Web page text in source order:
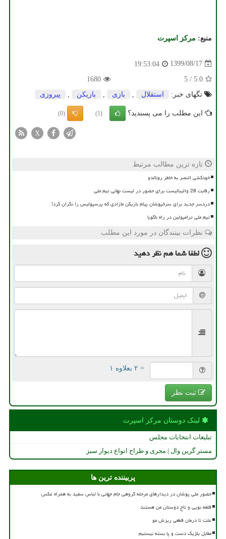
منبع: مركز اسپرت
1399/08/17
19:53:04
5.0
/
5
1680
تگهای خبر:
استقلال بازی بازیكن پیروزی
این مطلب را می پسندید؟ (1)
(0)
X
تازه ترین مطالب مرتبط
خودکشی النصر به خاطر رونالدو
رقابت 28 والیبالیست برای حضور در لیست نهائی تیم ملی
دردسر جدید برای سرخپوشان پیام بازیکن مازادی که پرسپولیس را نگران کرد!
تیم ملی ترامپولین در راه ناگویا
نظرات بینندگان در مورد این مطلب
لطفا شما همنظر دهید
= ۲ بعلاوه ۱
ثبت نظر
لینک دوستان مركز اسپرت
تبلیغات انتخابات مجلس
مستر گرین وال | مجری و طراح انواع دیوار سبز
پربیننده ترین ها
حضور ملی پوشان در دیدارهای مرحله گروهی جام جهانی با لباس سفید به همراه عکس
قلعه نویی و تاج دوستان من هستند
علت تا درمان قطعی ریزش مو
مقابل بلژیک دست و پا بسته نیستیم